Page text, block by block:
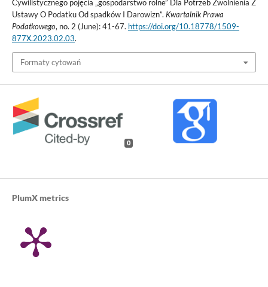
Cywilistycznego pojęcia „gospodarstwo rolne” Dla Potrzeb Zwolnienia Z
Ustawy O Podatku Od spadków I Darowizn”. Kwartalnik Prawa
Podatkowego, no. 2 (June): 41-67. https://doi.org/10.18778/1509-
877X.2023.02.03.
Formaty cytowań
0
PlumX metrics